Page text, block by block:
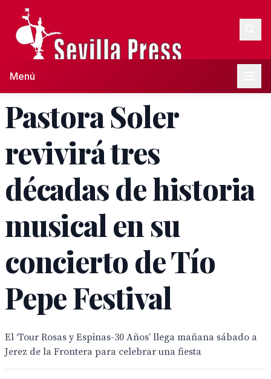
Menú
Pastora Soler
revivirá tres
décadas de historia
musical en su
concierto de Tío
Pepe Festival
El ‘Tour Rosas y Espinas-30 Años’ llega mañana sábado a
Jerez de la Frontera para celebrar una fiesta